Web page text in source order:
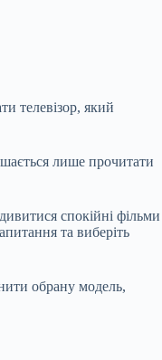
телевізор, який
лише прочитати
спокійні фільми
та виберіть
обрану модель,